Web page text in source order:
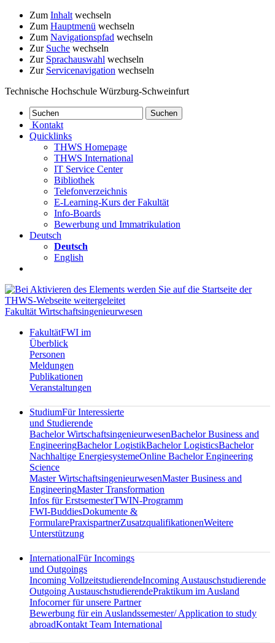
Zum Inhalt wechseln
Zum Hauptmenü wechseln
Zum Navigationspfad wechseln
Zur Suche wechseln
Zur Sprachauswahl wechseln
Zur Servicenavigation wechseln
Technische Hochschule Würzburg-Schweinfurt
Kontakt
Quicklinks
THWS Homepage
THWS International
IT Service Center
Bibliothek
Telefonverzeichnis
E-Learning-Kurs der Fakultät
Info-Boards
Bewerbung und Immatrikulation
Deutsch
Deutsch
English
Fakultät Wirtschaftsingenieurwesen
FakultätFWI im
Überblick
Personen
Meldungen
Publikationen
Veranstaltungen
StudiumFür Interessierte
und Studierende
Bachelor WirtschaftsingenieurwesenBachelor Business and
EngineeringBachelor LogistikBachelor LogisticsBachelor
Nachhaltige EnergiesystemeOnline Bachelor Engineering
Science
Master WirtschaftsingenieurwesenMaster Business and
EngineeringMaster Transformation
Infos für ErstsemesterTWIN-Programm
FWI-BuddiesDokumente &
FormularePraxispartnerZusatzqualifikationenWeitere
Unterstützung
InternationalFür Incomings
und Outgoings
Incoming VollzeitstudierendeIncoming Austauschstudierende
Outgoing AustauschstudierendePraktikum im Ausland
Infocorner für unsere Partner
Bewerbung für ein Auslandssemester/ Application to study
abroadKontakt Team International